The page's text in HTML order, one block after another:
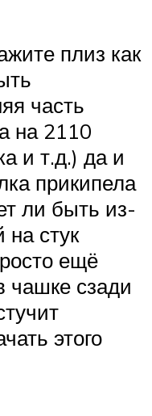
плиз как
часть
на 2110
и т.д.) да и
прикипела
ли быть из-
на стук
ещё
чашке сзади
этого